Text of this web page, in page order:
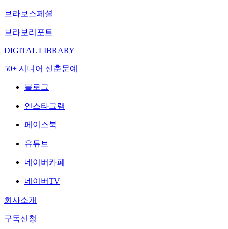
브라보스페셜
브라보리포트
DIGITAL LIBRARY
50+ 시니어 신춘문예
블로그
인스타그램
페이스북
유튜브
네이버카페
네이버TV
회사소개
구독신청